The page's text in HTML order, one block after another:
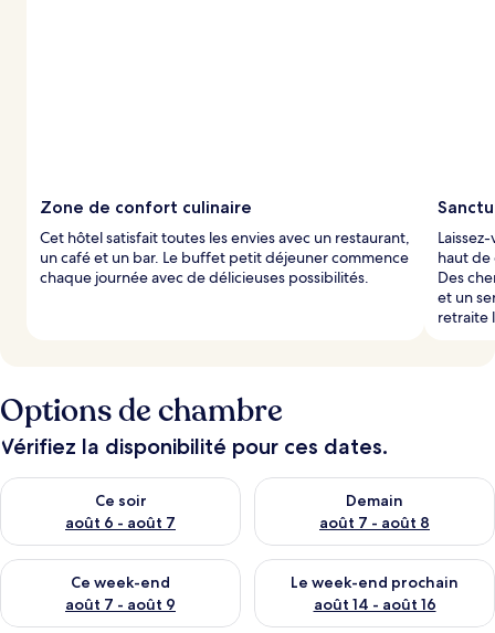
Zone de confort culinaire
Cet hôtel satisfait toutes les envies avec un restaurant,
un café et un bar. Le buffet petit déjeuner commence
chaque journée avec de délicieuses possibilités.
haut de
Des
et un
retraite
Options de chambre
Vérifiez la disponibilité pour ces dates.
Ce soir
août 6 - août 7
Vérifier la disponibilité pour ce soir août 6 - août 7
Demain
août 7 - août 8
Vérifier la disponibilité pour
Ce week-end
août 7 - août 9
Vérifier la disponibilité pour ce week-end août 7 - août 9
Le week-end prochain
août 14 - août 16
Vérifier la disponibilité pour